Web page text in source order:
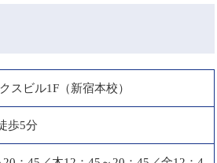
スビル1F（新宿本校）
歩5分